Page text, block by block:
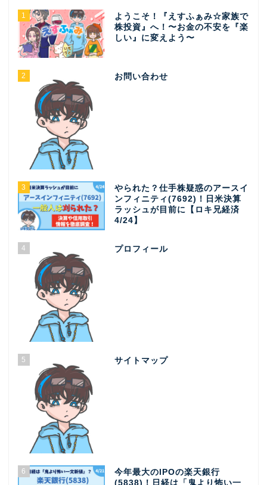
1
ようこそ！『えすふぁみ☆家族で
株投資』へ！〜お金の不安を『楽
しい』に変えよう〜
2 お問い合わせ
3
やられた？仕手株疑惑のアースイ
ンフィニティ(7692)！日米決算
ラッシュが目前に【ロキ兄経済
4/24】
4 プロフィール
5 サイトマップ
6
今年最大のIPOの楽天銀行
(5838)！日経は「鬼より怖い一